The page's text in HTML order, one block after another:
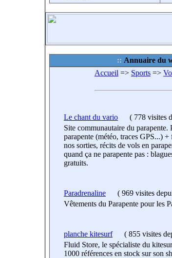
Annuaire du
Accueil => Sports =>
Le chant du vario ( 778 visites
Site communautaire du
parapente (météo, traces GPS...)
nos sorties, récits de vols en
quand ça ne parapente pas :
gratuits.
Paradrenaline ( 969 visites
Vêtements du Parapente pour les
planche kitesurf( 855 visites
Fluid Store, le spécialiste du
1000 références en stock sur son